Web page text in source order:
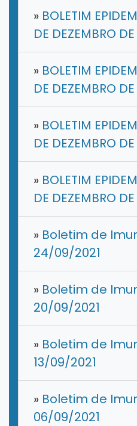
» BOLETIM
DE DEZEMBRO
» BOLETIM
DE DEZEMBRO
» BOLETIM
DE DEZEMBRO
» BOLETIM
DE DEZEMBRO
» Boletim de
24/09/2021
» Boletim de
20/09/2021
» Boletim de
13/09/2021
» Boletim de
06/09/2021